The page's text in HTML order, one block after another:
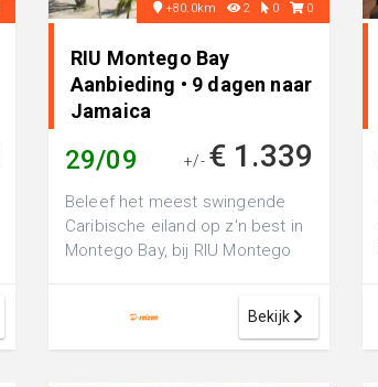
+80.0km 2 0 0
RIU Montego Bay
Aanbieding • 9 dagen naar
Jamaica
29/09 +/- € 1.339
Beleef het meest swingende
Caribische eiland op z'n best in
Montego Bay, bij RIU Montego
Bekijk